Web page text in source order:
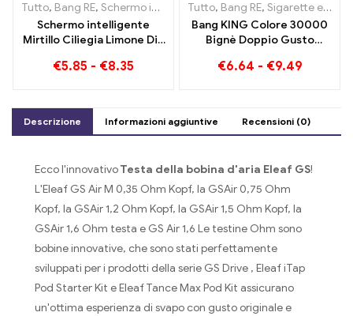
Tutto, Bang RE, Schermo intelligente Bang King 15000 Soffio ,
Schermo intelligente
Mirtillo Ciliegia Limone Die
panoramica di
€5.85 - €8.35
Tutto, Bang RE, Sigarette elettroniche usa e getta Lituania
Bang KING Colore 30000
Bignè Doppio Gusto
Fragola Kiwi e Lampone
€6.64 - €9.49
Descrizione Informazioni aggiuntive Recensioni (0)
Ecco l'innovativoTesta della bobina d'aria Eleaf GS!
L'Eleaf GS Air M 0,35 Ohm Kopf, la GSAir 0,75 Ohm
Kopf, la GSAir 1,2 Ohm Kopf, la GSAir 1,5 Ohm Kopf, la
GSAir 1,6 Ohm testa e GS Air 1,6 Le testine Ohm sono
bobine innovative, che sono stati perfettamente
sviluppati per i prodotti della serie GS Drive , Eleaf iTap
Pod Starter Kit e Eleaf Tance Max Pod Kit assicurano
un'ottima esperienza di svapo con gusto originale e